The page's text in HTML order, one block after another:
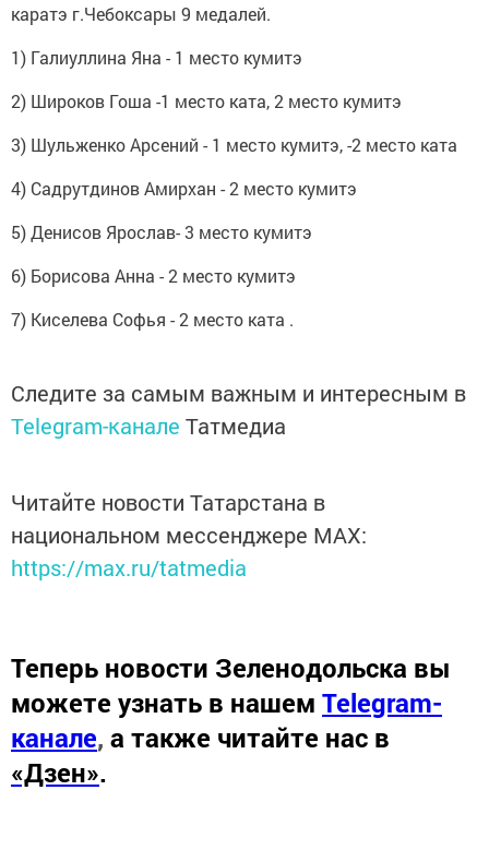
каратэ г.Чебоксары 9 медалей.
1) Галиуллина Яна - 1 место кумитэ
2) Широков Гоша -1 место ката, 2 место кумитэ
3) Шульженко Арсений - 1 место кумитэ, -2 место ката
4) Садрутдинов Амирхан - 2 место кумитэ
5) Денисов Ярослав- 3 место кумитэ
6) Борисова Анна - 2 место кумитэ
7) Киселева Софья - 2 место ката .
Следите за самым важным и интересным в
Telegram-канале Татмедиа
Читайте новости Татарстана в
национальном мессенджере MАХ:
https://max.ru/tatmedia
Теперь новости Зеленодольска вы
можете узнать в нашем Telegram-
канале, а также читайте нас в
«Дзен».